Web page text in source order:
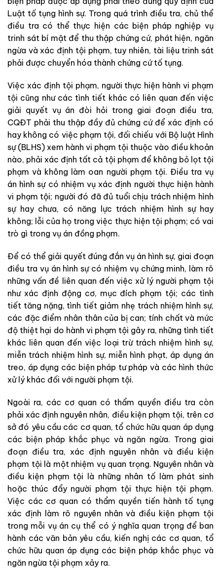
Luật tố tụng hình sự. Trong quá trình điều tra, chủ thể
điều tra có thể thực hiện các biện pháp nghiệpvụ
trinh sát bí mật để thu thập chứng cứ, phát hiện, ngăn
ngừa vàxác định tội phạm, tuy nhiên, tài liệu trinh sát
phải được chuyển hóa thành chứng cứ tố tụng.
Việc xác định tội phạm, người thực hiện hànhvi phạm
tội cũng như các tình tiết khác có liên quan đếnviệc
giải quyết vụ án đòi hỏi trong giai đoạn điều tra,
CQĐT phải thu thập đầy đủ chứng cứ để xác định có
hay không có việc phạm tội, đối chiếu với Bộ luật Hình
sự (BLHS) xem hành vi phạm tội thuộc vào điều khoản
nào, phảixác định tất cả tội phạm để không bỏ lọt tội
phạmvà không àm oan người phạm tội. Điều travụ
án hình sự có nhiệm vụxác định người thực hiện hành
vi phạm tội; người đó đã đủ tuổi chịu trách nhiệm hình
sự hay chưa, có năng lực trách nhiệm hình sự hay
không; lỗi của họ trong việc thực hiện tội phạm; cóvai
trò gì trong vụ án đồng phạm.
Để có thể giải quyết đúng đắn vụ án hình sự, giai đoạn
điều tra vụ án hình sự có nhiệm vụ chứng minh, làm rõ
nhữngvấn đề liên quan đếnviệcxử lý người phạm tội
như xác định động cơ, mục đích phạm tội; các tình
tiết tăng nặng, tình tiết giảm nhẹ trách nhiệm hình sự,
các đặc điểm nhân thân của bị can; tính chấtvà mức
độ thiệt hại do hành vi phạm tội gây ra, những tình tiết
khác liên quan đếnviệc loại trừ trách nhiệm hình sự,
miễn trách nhiệm hình sự, miễn hình phạt, áp dụng án
treo, áp dụng các biện pháp tư phápvà các hình thức
xử lý khác đối với người phạm tội.
Ngoài ra, các cơ quan có thẩm quyền điều tra còn
phảixác định nguyên nhân, điều kiện phạm tội, trên cơ
sở đó yêu cầu các cơ quan, tổ chức hữu quan áp dụng
các biện pháp khắc phục và ngăn ngừa. Trong giai
đoạn điều tra,xác định nguyên nhân và điều kiện
phạm tội là một nhiệm vụ quan trọng. Nguyên nhân và
điều kiện phạm tội là những nhân tố làm phát sinh
hoặc thúc đẩy người phạm tội thực hiện tội phạm.
Việc các cơ quan có thẩm quyền tiến hành tố tụng
xác định làm rõ nguyên nhânvà điều kiện phạm tội
trong mỗi vụ án cụ thể có ý nghĩa quan trọng để ban
hành cácvăn bản yêu cầu, kiến nghị các cơ quan, tổ
chức hữu quan áp dụng các biện pháp khắc phục và
ngăn ngừa tội phạm xảy ra.